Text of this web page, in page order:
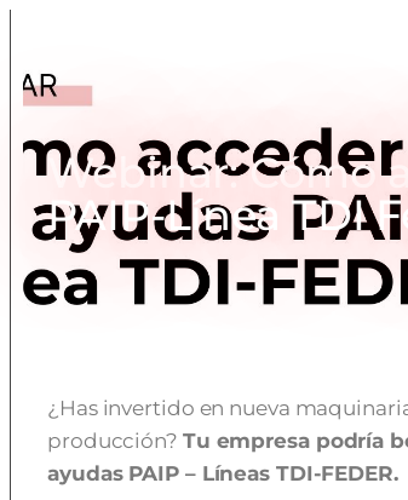
Webinar: Cómo
PAIP-Línea TDI
¿Has invertido en nueva
producción? Tu empresa podría
ayudas PAIP – Líneas TDI-FEDER.